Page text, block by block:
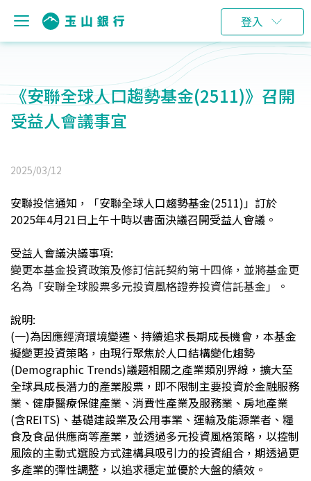
登入
《安聯全球人口趨勢基金(2511)》召開
受益人會議事宜
2025/03/12
安聯投信通知，「安聯全球人口趨勢基金(2511)」訂於
2025年4月21日上午十時以書面決議召開受益人會議。
受益人會議決議事項:
變更本基金投資政策及修訂信託契約第十四條，並將基金更
名為「安聯全球股票多元投資風格證券投資信託基金」。
說明:
(一)為因應經濟環境變遷、持續追求長期成長機會，本基金
擬變更投資策略，由現行聚焦於人口結構變化趨勢
(Demographic Trends)議題相關之產業類別界線，擴大至
全球具成長潛力的產業股票，即不限制主要投資於金融服務
業、健康醫療保健產業、消費性產業及服務業、房地產業
(含REITS) 、基礎建設業及公用事業、運輸及能源業者、糧
食及食品供應商等產業，並透過多元投資風格策略，以控制
風險的主動式選股方式建構具吸引力的投資組合，期透過更
多產業的彈性調整，以追求穩定並優於大盤的績效。